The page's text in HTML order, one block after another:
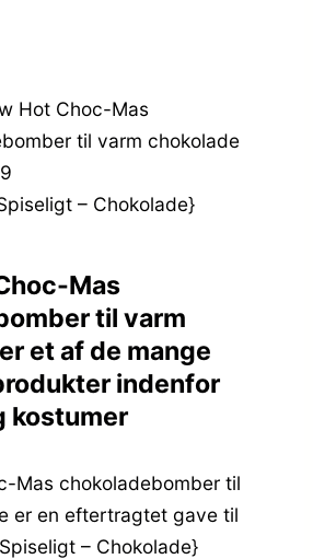
Hot Choc-Mas
til varm chokolade
– Chokolade}
Mas
til varm
et af de mange
indenfor
kostumer
Mas chokoladebomber til
er en eftertragtet gave til
– Chokolade}